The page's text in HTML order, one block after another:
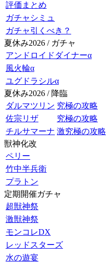
評価まとめ
ガチャシミュ
ガチャ引くべき？
夏休み2026 / ガチャ
アンドロイドダイナーα
風火輪α
ユグドラシルα
夏休み2026 / 降臨
ダルマツリン 究極の攻略
佐宗リザ
究極の攻略
チルサマーナ 激究極の攻略
獣神化改
ペリー
竹中半兵衛
プラトン
定期開催ガチャ
超獣神祭
激獣神祭
モンコレDX
レッドスターズ
水の遊宴